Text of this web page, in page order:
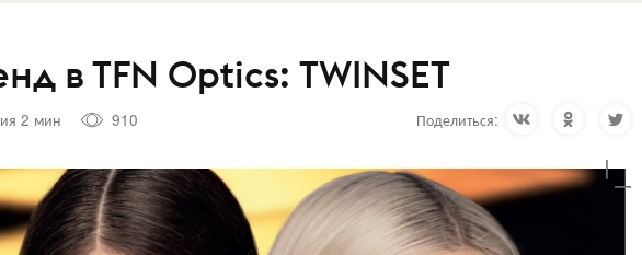
в TFN Optics: TWINSET
2 мин 910 Поделиться: